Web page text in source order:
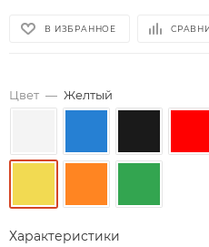
В ИЗБРАННОЕ
Цвет — Желтый
Характеристики